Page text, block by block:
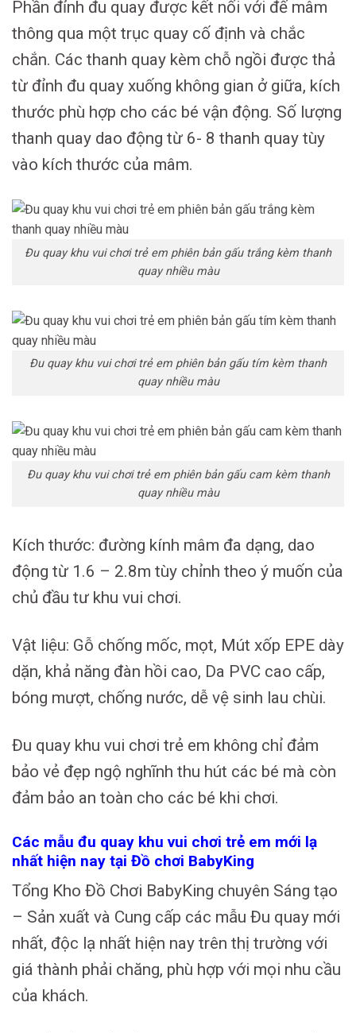
Phần đỉnh đu quay được kết nối với đế mâm
thông qua một trục quay cố định và chắc
chắn. Các thanh quay kèm chỗ ngồi được thả
từ đỉnh đu quay xuống không gian ở giữa, kích
thước phù hợp cho các bé vận động. Số lượng
thanh quay dao động từ 6- 8 thanh quay tùy
vào kích thước của mâm.
Đu quay khu vui chơi trẻ em phiên bản gấu trắng kèm thanh
quay nhiều màu
Đu quay khu vui chơi trẻ em phiên bản gấu tím kèm thanh
quay nhiều màu
Đu quay khu vui chơi trẻ em phiên bản gấu cam kèm thanh
quay nhiều màu
Kích thước: đường kính mâm đa dạng, dao
động từ 1.6 – 2.8m tùy chỉnh theo ý muốn của
chủ đầu tư khu vui chơi.
Vật liệu: Gỗ chống mốc, mọt, Mút xốp EPE dày
dặn, khả năng đàn hồi cao, Da PVC cao cấp,
bóng mượt, chống nước, dễ vệ sinh lau chùi.
Đu quay khu vui chơi trẻ em không chỉ đảm
bảo vẻ đẹp ngộ nghĩnh thu hút các bé mà còn
đảm bảo an toàn cho các bé khi chơi.
Các mẫu đu quay khu vui chơi trẻ em mới lạ
nhất hiện nay tại Đồ chơi BabyKing
Tổng Kho Đồ Chơi BabyKing chuyên Sáng tạo
– Sản xuất và Cung cấp các mẫu Đu quay mới
nhất, độc lạ nhất hiện nay trên thị trường với
giá thành phải chăng, phù hợp với mọi nhu cầu
của khách.